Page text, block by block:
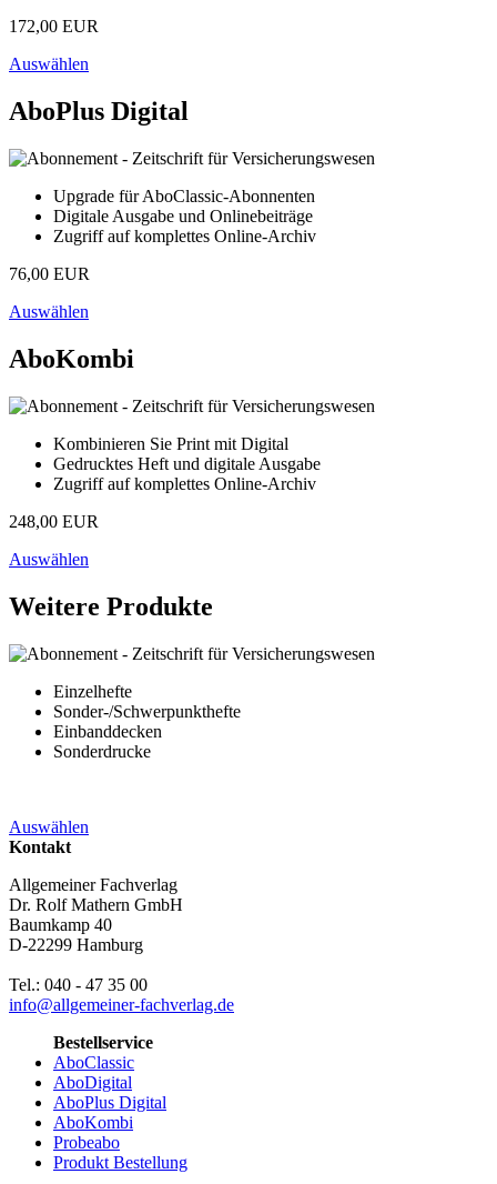
172,00 EUR
Auswählen
AboPlus Digital
Upgrade für AboClassic-Abonnenten
Digitale Ausgabe und Onlinebeiträge
Zugriff auf komplettes Online-Archiv
76,00 EUR
Auswählen
AboKombi
Kombinieren Sie Print mit Digital
Gedrucktes Heft und digitale Ausgabe
Zugriff auf komplettes Online-Archiv
248,00 EUR
Auswählen
Weitere Produkte
Einzelhefte
Sonder-/Schwerpunkthefte
Einbanddecken
Sonderdrucke
Auswählen
Kontakt
Allgemeiner Fachverlag
Dr. Rolf Mathern GmbH
Baumkamp 40
D-22299 Hamburg
Tel.: 040 - 47 35 00
info@allgemeiner-fachverlag.de
Bestellservice
AboClassic
AboDigital
AboPlus Digital
AboKombi
Probeabo
Produkt Bestellung